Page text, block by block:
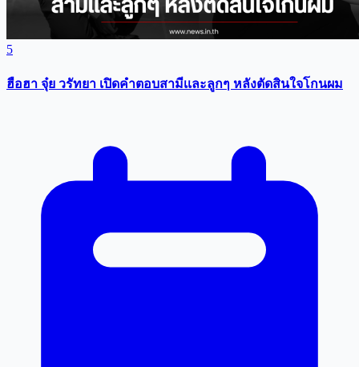
5
ฮือฮา จุ๋ย วรัทยา เปิดคำตอบสามีเเละลูกๆ หลังตัดสินใจโกนผม